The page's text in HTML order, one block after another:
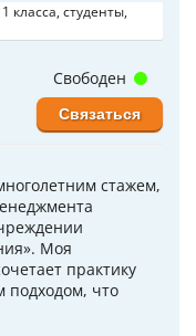
класса, студенты,
стажем,
Моя
практику
подходом, что
Свободен
Связаться